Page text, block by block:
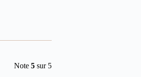
Note 5sur 5